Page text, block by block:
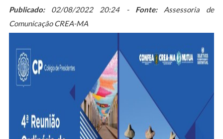
Publicado:02/08/2022 20:24 - Fonte:Assessoria de
Comunicação CREA-MA